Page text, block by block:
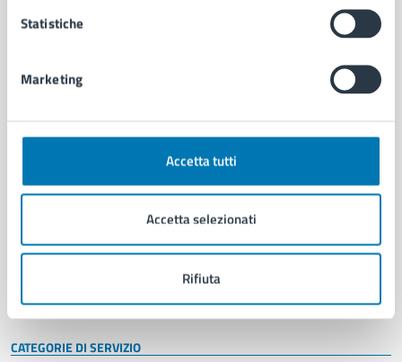
Statistiche
Marketing
Accetta tutti
Accetta selezionati
Rifiuta
Comune di Napoli
AMMINISTRAZIONE
Organi di governo
Enti e fondazioni
Personale amministrativo
Intranet, posta aziendale e protocollo
CATEGORIE DI SERVIZIO